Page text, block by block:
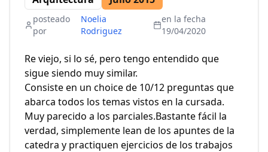
posteado
por
Noelia
Rodriguez
en la fecha
19/04/2020
Re viejo, si lo sé, pero tengo entendido que
sigue siendo muy similar.
Consiste en un choice de 10/12 preguntas que
abarca todos los temas vistos en la cursada.
Muy parecido a los parciales.Bastante fácil la
verdad, simplemente lean de los apuntes de la
catedra y practiquen ejercicios de los trabajos